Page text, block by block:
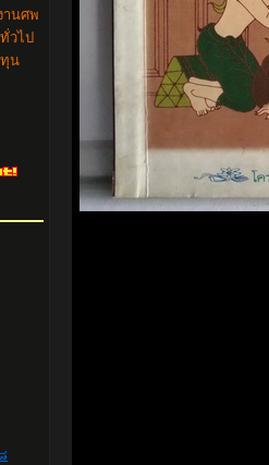
นศพ
วไป
ทุน